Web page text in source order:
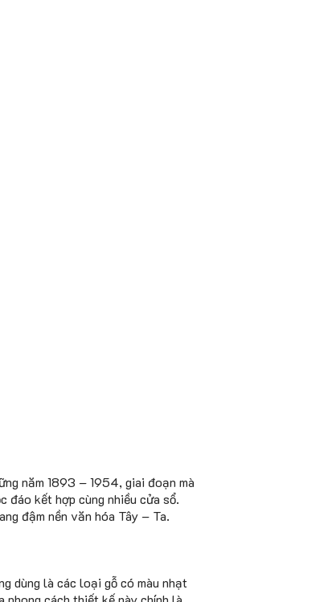
năm 1893 – 1954, giai đoạn mà
đáo kết hợp cùng nhiều cửa sổ.
đậm nền văn hóa Tây – Ta.
dùng là các loại gỗ có màu nhạt